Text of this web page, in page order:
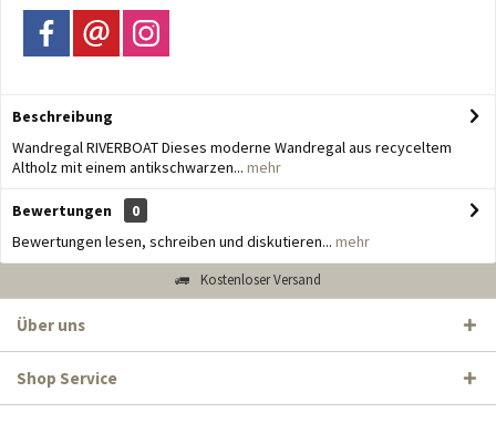
Beschreibung
Wandregal RIVERBOAT Dieses moderne Wandregal aus recyceltem
Altholz mit einem antikschwarzen... mehr
Bewertungen
0
Bewertungen lesen, schreiben und diskutieren... mehr
Kostenloser Versand
Über uns
Shop Service